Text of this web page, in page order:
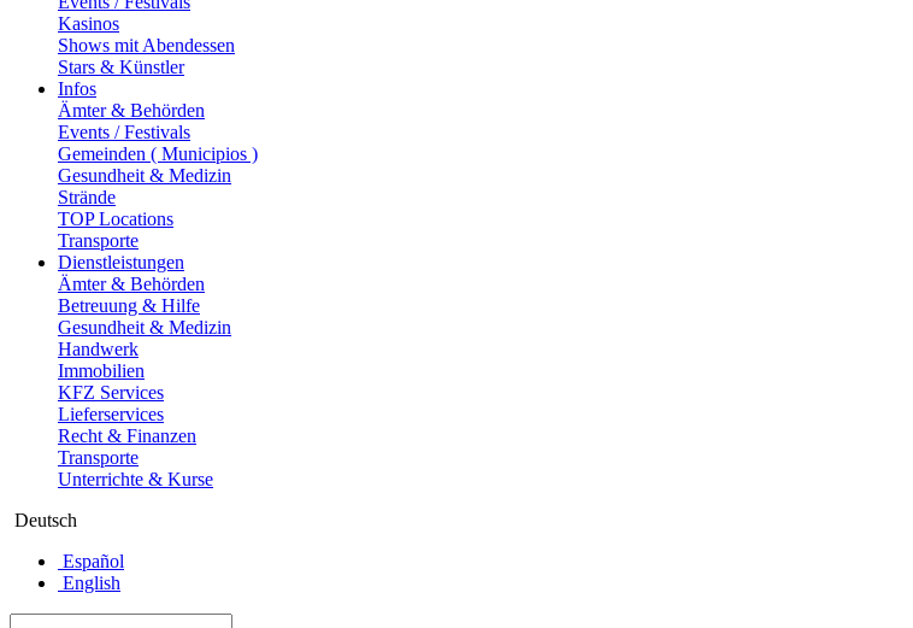
Kasinos
Shows mit Abendessen
Stars & Künstler
Infos
Ämter & Behörden
Events / Festivals
Gemeinden ( Municipios )
Gesundheit & Medizin
Strände
TOP Locations
Transporte
Dienstleistungen
Ämter & Behörden
Betreuung & Hilfe
Gesundheit & Medizin
Handwerk
Immobilien
KFZ Services
Lieferservices
Recht & Finanzen
Transporte
Unterrichte & Kurse
Deutsch
Español
English